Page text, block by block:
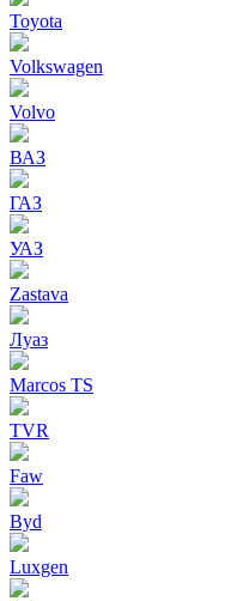
Toyota
Volkswagen
Volvo
ВАЗ
ГАЗ
УАЗ
Zastava
Луаз
Marcos TS
TVR
Faw
Byd
Luxgen